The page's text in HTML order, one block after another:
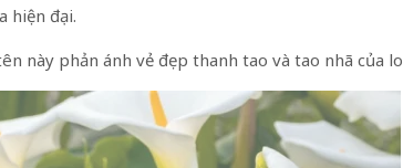
hiện đại.
này phản ánh vẻ đẹp thanh tao và tao nhã của